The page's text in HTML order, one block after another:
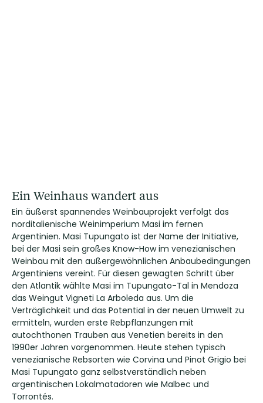
Ein Weinhaus wandert aus
Ein äußerst spannendes Weinbauprojekt verfolgt das
norditalienische Weinimperium Masi im fernen
Argentinien. Masi Tupungato ist der Name der Initiative,
bei der Masi sein großes Know-How im venezianischen
Weinbau mit den außergewöhnlichen Anbaubedingungen
Argentiniens vereint. Für diesen gewagten Schritt über
den Atlantik wählte Masi im Tupungato-Tal in Mendoza
das Weingut Vigneti La Arboleda aus. Um die
Verträglichkeit und das Potential in der neuen Umwelt zu
ermitteln, wurden erste Rebpflanzungen mit
autochthonen Trauben aus Venetien bereits in den
1990er Jahren vorgenommen. Heute stehen typisch
venezianische Rebsorten wie Corvina und Pinot Grigio bei
Masi Tupungato ganz selbstverständlich neben
argentinischen Lokalmatadoren wie Malbec und
Torrontés.